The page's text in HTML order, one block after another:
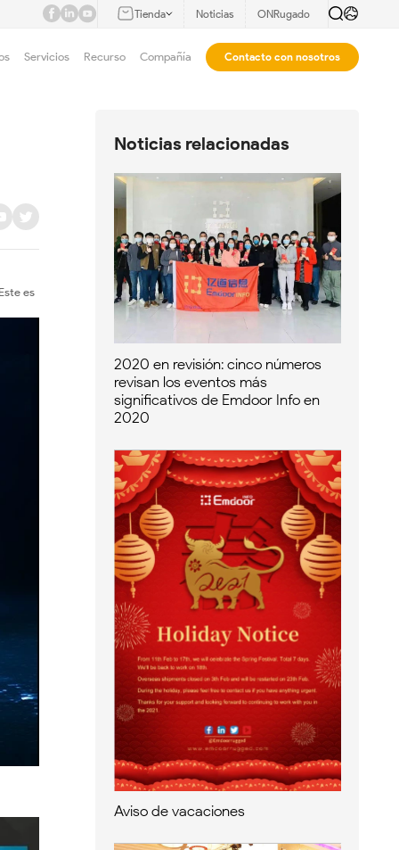
Tienda Noticias ONRugado
Servicios Recurso Compañía Contacto con nosotros
es
Noticias relacionadas
2020 en revisión: cinco números
revisan los eventos más
significativos de Emdoor Info en
2020
Aviso de vacaciones